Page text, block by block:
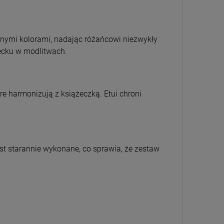
kolorami, nadając różańcowi niezwykły
w modlitwach.
harmonizują z książeczką. Etui chroni
starannie wykonane, co sprawia, że zestaw